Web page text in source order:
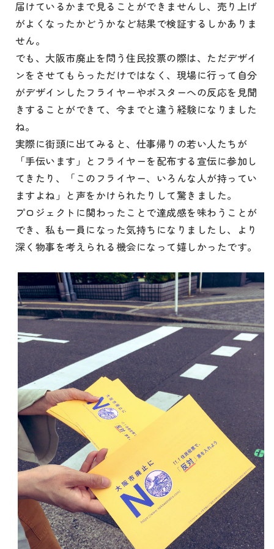
届けているかまで見ることができませんし、売り上げ
がよくなったかどうかなど結果で検証するしかありま
せん。
でも、大阪市廃止を問う住民投票の際は、ただデザイ
ンをさせてもらっただけではなく、現場に行って自分
がデザインしたフライヤーやポスターへの反応を見聞
きすることができて、今までと違う経験になりました
ね。
実際に街頭に出てみると、仕事帰りの若い人たちが
「手伝います」とフライヤーを配布する宣伝に参加し
てきたり、「このフライヤー、いろんな人が持ってい
ますよね」と声をかけられたりして驚きました。
プロジェクトに関わったことで達成感を味わうことが
でき、私も一員になった気持ちになりましたし、より
深く物事を考えられる機会になって嬉しかったです。